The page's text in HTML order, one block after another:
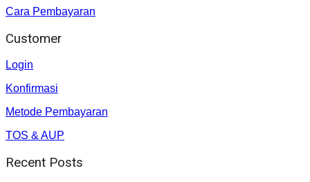
Cara Pembayaran
Customer
Login
Konfirmasi
Metode Pembayaran
TOS & AUP
Recent Posts